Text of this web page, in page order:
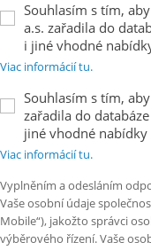
Souhlasím s tím,
a.s. zařadila do
i jiné vhodné
Viac informácií tu.
Souhlasím s tím,
zařadila do
jiné vhodné nabídky
Viac informácií tu.
Vyplněním a odesláním
Vaše osobní údaje
Mobile“), jakožto správci
výběrového řízení. Vaše